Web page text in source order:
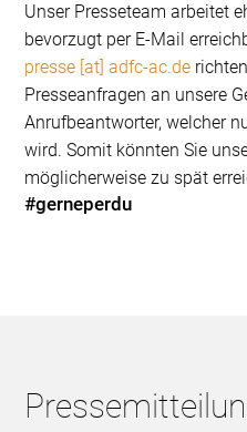
Unser Presseteam arbeitet
bevorzugt per E-Mail
presse [at] adfc-ac.de
Presseanfragen an unsere
Anrufbeantworter, welcher
wird. Somit könnten Sie
möglicherweise zu spät
#gerneperdu